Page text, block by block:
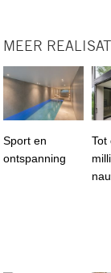
MEER
Sport en
ontspanning
Tot